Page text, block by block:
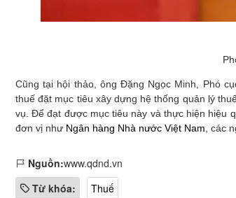
Cũng tại hội thảo, ông Đặng Ngọc Minh, Phó
thuế đặt mục tiêu xây dựng hệ thống quản lý
vụ. Để đạt được mục tiêu này và thực hiện hiệu
đơn vị như Ngân hàng Nhà nước Việt Nam , các
Nguồn:www.qdnd.vn
Từ khóa:
Thuế